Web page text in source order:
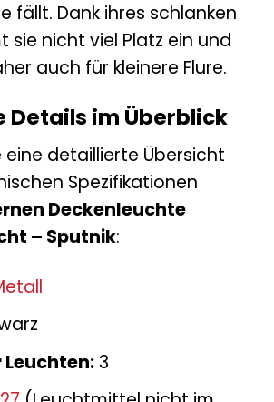
fällt. Dank ihres schlanken
sie nicht viel Platz ein und
auch für kleinere Flure.
Details im Überblick
eine detaillierte Übersicht
Spezifikationen
Deckenleuchte
– Sputnik:
3